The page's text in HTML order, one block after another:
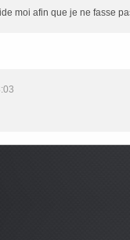
moi afin que je ne fasse